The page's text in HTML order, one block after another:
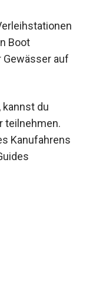
Boot
Gewässer auf
du
teilnehmen.
Kanufahrens